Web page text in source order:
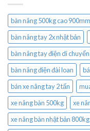
bàn nâng 500kg cao 900mm
bàn nâng tay 2x nhật bản
bàn nâng tay điện di
bàn nâng điện đài loan
bán xe nâng tay 2 tấn
xe nâng bàn 500kg
xe
xe nâng bàn nhật bản